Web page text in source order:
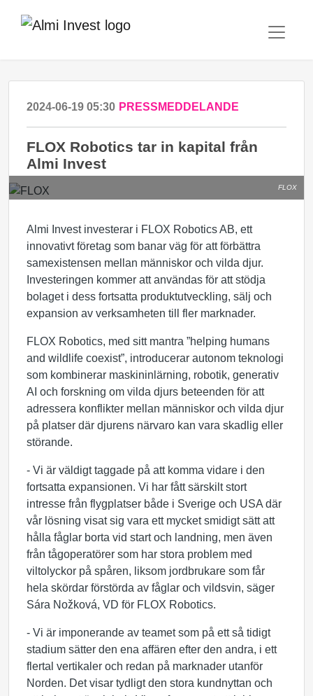
2024-06-19 05:30 PRESSMEDDELANDE
FLOX Robotics tar in kapital från
Almi Invest
FLOX
Almi Invest investerar i FLOX Robotics AB, ett
innovativt företag som banar väg för att förbättra
samexistensen mellan människor och vilda djur.
Investeringen kommer att användas för att stödja
bolaget i dess fortsatta produktutveckling, sälj och
expansion av verksamheten till fler marknader.
FLOX Robotics, med sitt mantra ”helping humans
and wildlife coexist”, introducerar autonom teknologi
som kombinerar maskininlärning, robotik, generativ
AI och forskning om vilda djurs beteenden för att
adressera konflikter mellan människor och vilda djur
på platser där djurens närvaro kan vara skadlig eller
störande.
- Vi är väldigt taggade på att komma vidare i den
fortsatta expansionen. Vi har fått särskilt stort
intresse från flygplatser både i Sverige och USA där
vår lösning visat sig vara ett mycket smidigt sätt att
hålla fåglar borta vid start och landning, men även
från tågoperatörer som har stora problem med
viltolyckor på spåren, liksom jordbrukare som får
hela skördar förstörda av fåglar och vildsvin, säger
Sára Nožková, VD för FLOX Robotics.
- Vi är imponerande av teamet som på ett så tidigt
stadium sätter den ena affären efter den andra, i ett
flertal vertikaler och redan på marknader utanför
Norden. Det visar tydligt den stora kundnyttan och